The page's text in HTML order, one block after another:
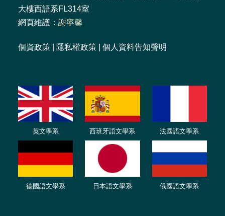
大樓西語系FL314室
網頁維護： 謝寧馨
個資政策 隱私權政策 個人資料告知聲明
英文學系 西班牙語文學系 法國語文學系
德國語文學系 日本語文學系 俄國語文學系